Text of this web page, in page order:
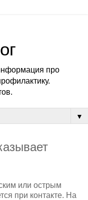
про
▼
или острым
при контакте. На